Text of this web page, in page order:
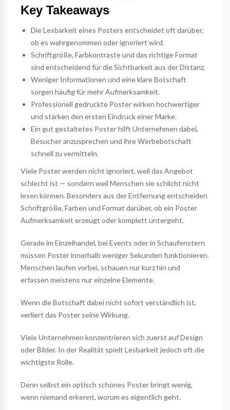
Key Takeaways
Die Lesbarkeit eines Posters entscheidet oft darüber,
ob es wahrgenommen oder ignoriert wird.
Schriftgröße, Farbkontraste und das richtige Format
sind entscheidend für die Sichtbarkeit aus der Distanz.
Weniger Informationen und eine klare Botschaft
sorgen häufig für mehr Aufmerksamkeit.
Professionell gedruckte Poster wirken hochwertiger
und stärken den ersten Eindruck einer Marke.
Ein gut gestaltetes Poster hilft Unternehmen dabei,
Besucher anzusprechen und ihre Werbebotschaft
schnell zu vermitteln.
Viele Poster werden nicht ignoriert, weil das Angebot
schlecht ist — sondern weil Menschen sie schlicht nicht
lesen können. Besonders aus der Entfernung entscheiden
Schriftgröße, Farben und Format darüber, ob ein Poster
Aufmerksamkeit erzeugt oder komplett untergeht.
Gerade im Einzelhandel, bei Events oder in Schaufenstern
müssen Poster innerhalb weniger Sekunden funktionieren.
Menschen laufen vorbei, schauen nur kurz hin und
erfassen meistens nur einzelne Elemente.
Wenn die Botschaft dabei nicht sofort verständlich ist,
verliert das Poster seine Wirkung.
Viele Unternehmen konzentrieren sich zuerst auf Design
oder Bilder. In der Realität spielt Lesbarkeit jedoch oft die
wichtigste Rolle.
Denn selbst ein optisch schönes Poster bringt wenig,
wenn niemand erkennt, worum es eigentlich geht.